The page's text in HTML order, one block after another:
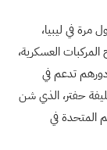
فاغنر لأول مرة في ليبيا،
العسكرية،
تدعم في
لخليفة حفتر، الذي شن
المتحدة في